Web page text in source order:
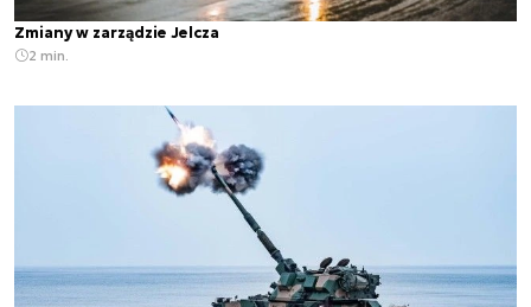
Zmiany w zarządzie Jelcza
2 min.